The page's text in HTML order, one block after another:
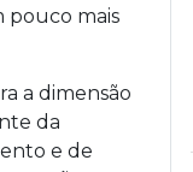
pouco mais
a dimensão
da
e de